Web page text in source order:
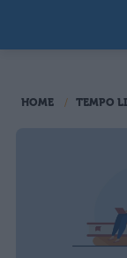
HOME TEMPO